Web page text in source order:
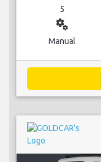
5
miscellaneous_services
Manual